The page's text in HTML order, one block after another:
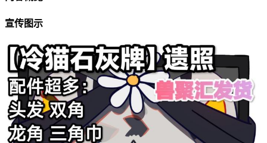
宣传图示